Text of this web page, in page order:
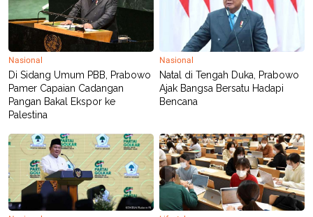
SITEMAPPROFILETERM
OF
USE
PEDOMAN
PEMBERITAAN
SIBER
PRIVACY
Nasional
Di Sidang Umum PBB, Prabowo
Pamer Capaian Cadangan
Pangan Bakal Ekspor ke
Palestina
Nasional
Natal di Tengah Duka, Prabowo
Ajak Bangsa Bersatu Hadapi
Bencana